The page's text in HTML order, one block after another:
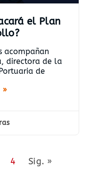
el Plan
acompañan
directora de la
de
»
4 Sig. »